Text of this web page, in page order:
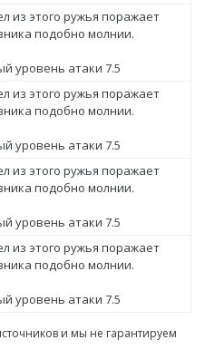
из этого ружья поражает
подобно молнии.
уровень атаки 7.5
из этого ружья поражает
подобно молнии.
уровень атаки 7.5
из этого ружья поражает
подобно молнии.
уровень атаки 7.5
из этого ружья поражает
подобно молнии.
уровень атаки 7.5
и мы не гарантируем